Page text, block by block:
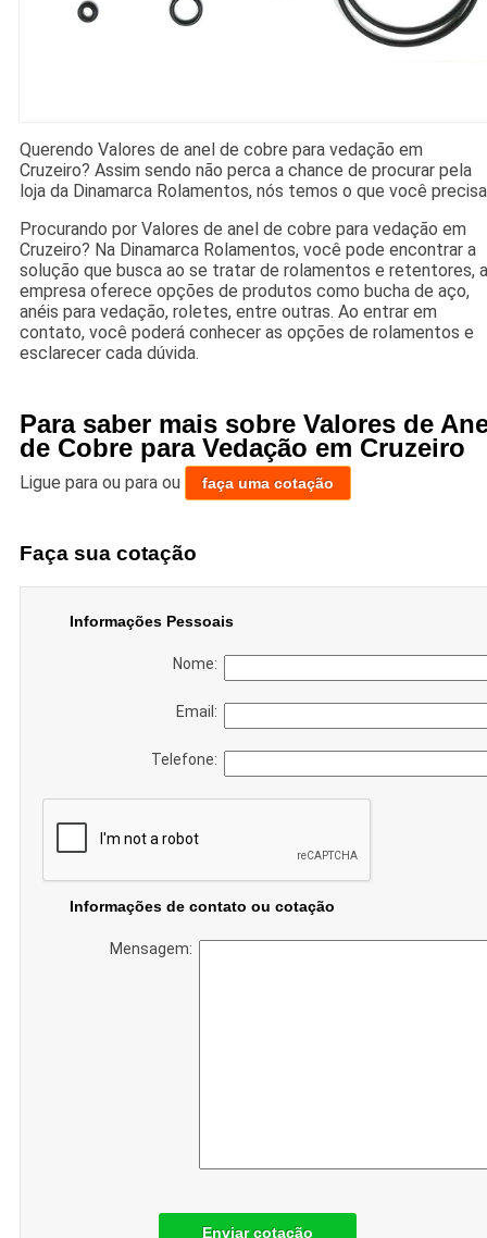
Querendo Valores de anel de cobre para vedação em
Cruzeiro? Assim sendo não perca a chance de procurar pela
loja da Dinamarca Rolamentos, nós temos o que você
Procurando por Valores de anel de cobre para vedação em
Cruzeiro? Na Dinamarca Rolamentos, você pode encontrar a
solução que busca ao se tratar de rolamentos e retentores, a
empresa oferece opções de produtos como bucha de aço,
anéis para vedação, roletes, entre outras. Ao entrar em
contato, você poderá conhecer as opções de rolamentos e
esclarecer cada dúvida.
Para saber mais sobre Valores de
de Cobre para Vedação em Cruzeiro
Ligue para ou para ou faça uma cotação
Faça sua cotação
Informações Pessoais
Nome:
Email:
Telefone:
Informações de contato ou cotação
Mensagem:
Enviar cotação